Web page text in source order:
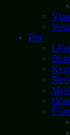
Pleť